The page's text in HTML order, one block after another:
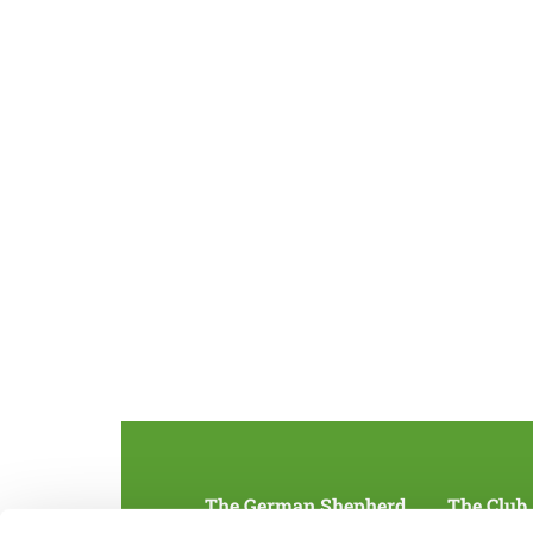
The German Shepherd The Club